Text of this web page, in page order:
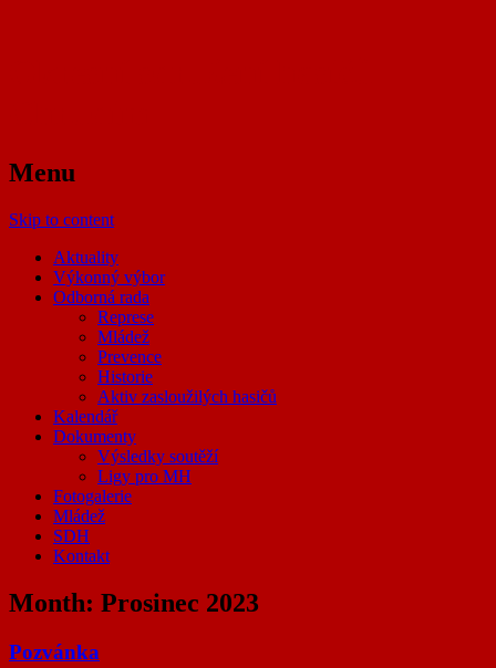
Menu
Skip to content
Aktuality
Výkonný výbor
Odborná rada
Represe
Mládež
Prevence
Historie
Aktiv zasloužilých hasičů
Kalendář
Dokumenty
Výsledky soutěží
Ligy pro MH
Fotogalerie
Mládež
SDH
Kontakt
Month: Prosinec 2023
Pozvánka